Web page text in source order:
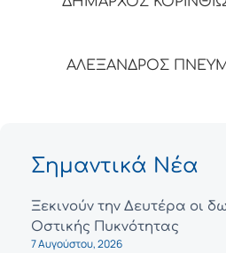
ΑΛΕΞΑΝΔΡΟΣ
Σημαντικά Νέα
Ξεκινούν την Δευτέρα οι
Οστικής Πυκνότητας
7 Αυγούστου, 2026